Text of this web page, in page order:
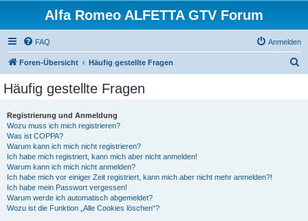
Alfa Romeo ALFETTA GTV Forum
FAQ Anmelden
Foren-Übersicht Häufig gestellte Fragen
Häufig gestellte Fragen
Registrierung und Anmeldung
Wozu muss ich mich registrieren?
Was ist COPPA?
Warum kann ich mich nicht registrieren?
Ich habe mich registriert, kann mich aber nicht anmelden!
Warum kann ich mich nicht anmelden?
Ich habe mich vor einiger Zeit registriert, kann mich aber nicht mehr anmelden?!
Ich habe mein Passwort vergessen!
Warum werde ich automatisch abgemeldet?
Wozu ist die Funktion „Alle Cookies löschen“?